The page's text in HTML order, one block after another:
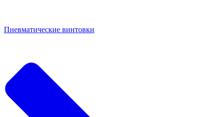
Пневматические винтовки